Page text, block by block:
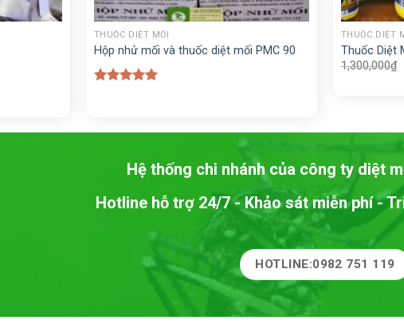
+
THUỐC DIỆT MỐI
Hộp nhử mối và thuốc diệt mối PMC 90
+
THUỐC DIỆT
Thuốc Diệt
1,300,000₫
Hệ thống chi nhánh của công ty diệt
Hotline hỗ trợ 24/7 - Khảo sát miễn phí -
HOTLINE:0982 751 119